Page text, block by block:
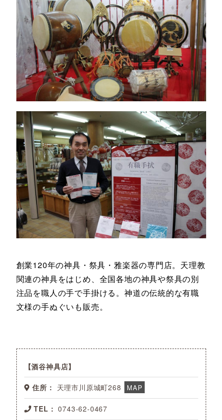
創業120年の神具・祭具・雅楽器の専門店。天理教
関連の神具をはじめ、全国各地の神具や祭具の別
注品を職人の手で手掛ける。神道の伝統的な有職
文様の手ぬぐいも販売。
酒谷神具店
住所： 天理市川原城町268 MAP
TEL： 0743-62-0467